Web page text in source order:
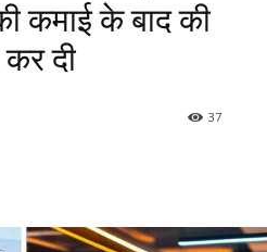
कमाई के बाद की
दी
37